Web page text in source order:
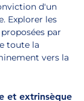
d'un
Explorer les
par
toute la
vers la
et extrinsèque